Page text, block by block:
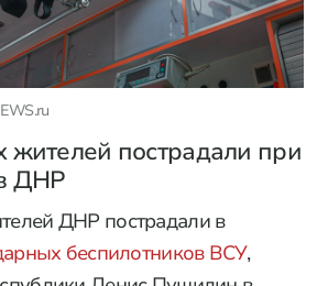
пострадали при
ДНР
ДНР пострадали в
беспилотников ВСУ,